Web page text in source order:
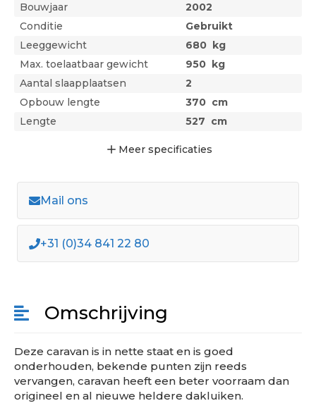
Bouwjaar
2002
Conditie
Gebruikt
Leeggewicht
680 kg
Max. toelaatbaar gewicht
950 kg
Aantal slaapplaatsen
2
Opbouw lengte
370 cm
Lengte
527 cm
Meer specificaties
Mail ons
+31 (0)34 841 22 80
Omschrijving
Deze caravan is in nette staat en is goed
onderhouden, bekende punten zijn reeds
vervangen, caravan heeft een beter voorraam dan
origineel en al nieuwe heldere dakluiken.